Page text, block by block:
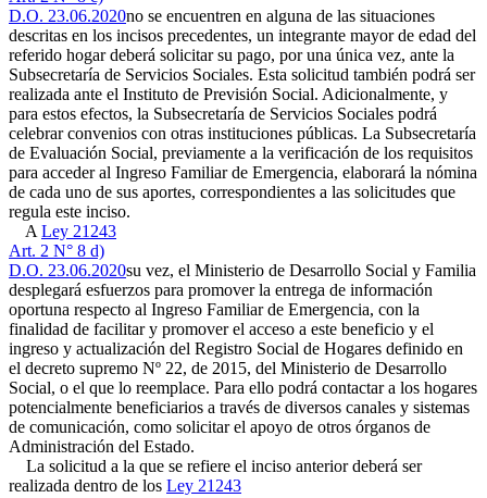
D.O. 23.06.2020no se encuentren en alguna de las situaciones
descritas en los incisos precedentes, un integrante mayor de edad del
referido hogar deberá solicitar su pago, por una única vez, ante la
Subsecretaría de Servicios Sociales. Esta solicitud también podrá ser
realizada ante el Instituto de Previsión Social. Adicionalmente, y
para estos efectos, la Subsecretaría de Servicios Sociales podrá
celebrar convenios con otras instituciones públicas. La Subsecretaría
de Evaluación Social, previamente a la verificación de los requisitos
para acceder al Ingreso Familiar de Emergencia, elaborará la nómina
de cada uno de sus aportes, correspondientes a las solicitudes que
regula este inciso.
A Ley 21243
Art. 2 N° 8 d)
D.O. 23.06.2020su vez, el Ministerio de Desarrollo Social y Familia
desplegará esfuerzos para promover la entrega de información
oportuna respecto al Ingreso Familiar de Emergencia, con la
finalidad de facilitar y promover el acceso a este beneficio y el
ingreso y actualización del Registro Social de Hogares definido en
el decreto supremo Nº 22, de 2015, del Ministerio de Desarrollo
Social, o el que lo reemplace. Para ello podrá contactar a los hogares
potencialmente beneficiarios a través de diversos canales y sistemas
de comunicación, como solicitar el apoyo de otros órganos de
Administración del Estado.
La solicitud a la que se refiere el inciso anterior deberá ser
realizada dentro de los Ley 21243